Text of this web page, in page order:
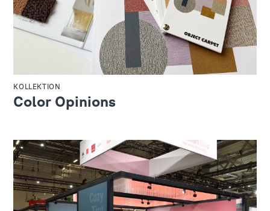
KOLLEKTION
Color Opinions